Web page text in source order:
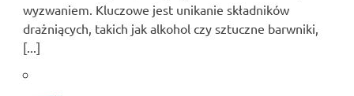
wyzwaniem. Kluczowe jest unikanie składników
drażniących, takich jak alkohol czy sztuczne barwniki,
[...]